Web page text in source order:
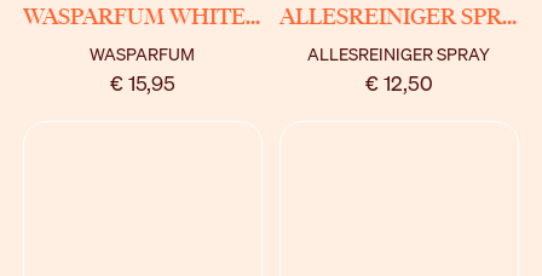
WASPARFUM
€ 15,95
WASPARFUM WHITE MUSK
ALLESREINIGER SPRAY
€ 12,50
ALLESREINIGER SPRAY WHITE MUSK